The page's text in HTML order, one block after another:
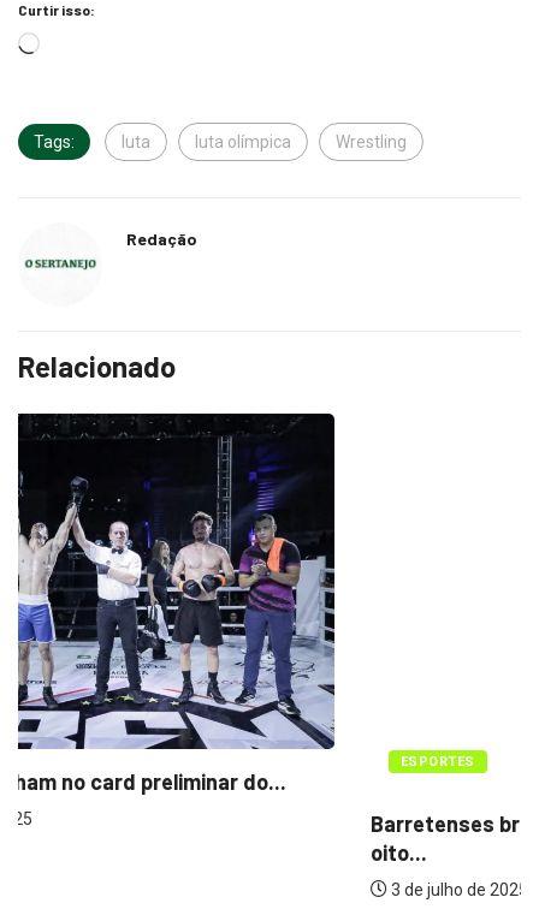
Curtir isso:
Tags: luta luta olímpica Wrestling
Redação
Relacionado
Barretenses brilham no Wrestling e conquistam